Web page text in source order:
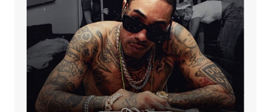
ALL
Bullshit
Aside